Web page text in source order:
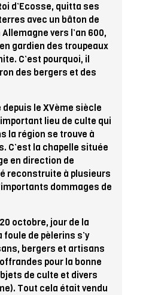
d’Ecosse, quitta ses
avec un bâton de
vers l’an 600,
gardien des troupeaux
C’est pourquoi, il
des bergers et des
le XVème siècle
lieu de culte qui
la région se trouve à
C’est la chapelle située
en direction de
reconstruite à plusieurs
dommages de
octobre, jour de la
de pèlerins s’y
bergers et artisans
pour la bonne
de culte et divers
Tout cela était vendu